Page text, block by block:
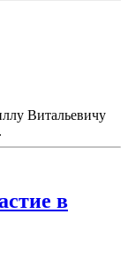
Витальевичу
в